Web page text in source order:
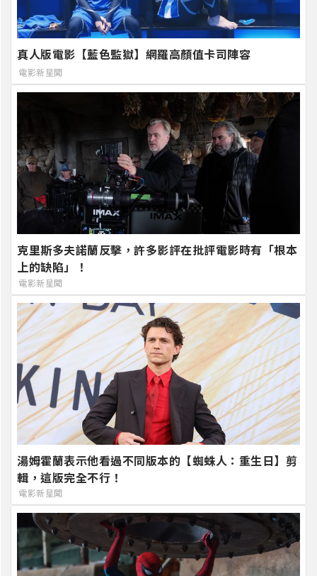
真人版電影【藍色監獄】網羅高顏值卡司陣容
電影新星聞
克里斯多夫諾蘭反擊，許多影評在批評電影時有「根本
上的缺陷」！
電影新星聞
湯姆霍蘭表示他看過不同版本的【蜘蛛人：重生日】剪
輯，這版完全不行！
電影新星聞